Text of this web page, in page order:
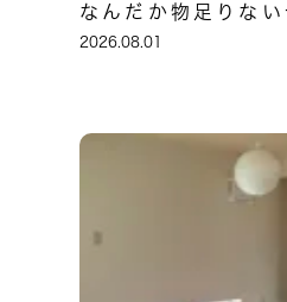
なんだか物足りない
2026.08.01